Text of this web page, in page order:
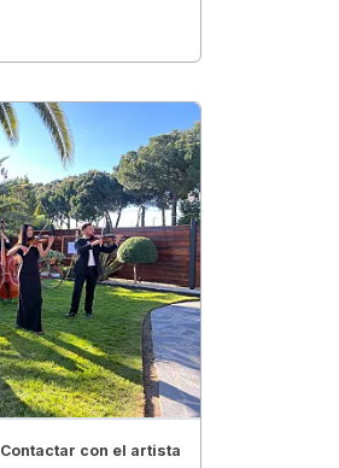
Contactar con el artista